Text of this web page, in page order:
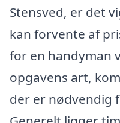
Stensved, er det
kan forvente af
for en handyman
opgavens art,
der er nødvendig